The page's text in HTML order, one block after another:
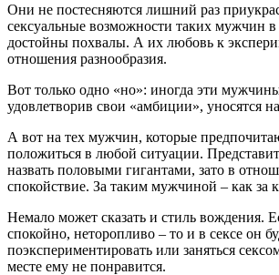
Они не постесняются лишний раз
сексуальные возможности таких мужчин
достойны похвалы. А их любовь к
отношения разнообразия.
Вот только одно «но»: иногда эти
удовлетворив свои «амбиции», уносятся
А вот на тех мужчин, которые
положиться в любой ситуации.
назвать половыми гигантами, зато в
спокойствие. За таким мужчиной – как за
Немало может сказать и стиль вождения.
спокойно, неторопливо – то и в сексе он
поэкспериментировать или заняться
месте ему не понравится.